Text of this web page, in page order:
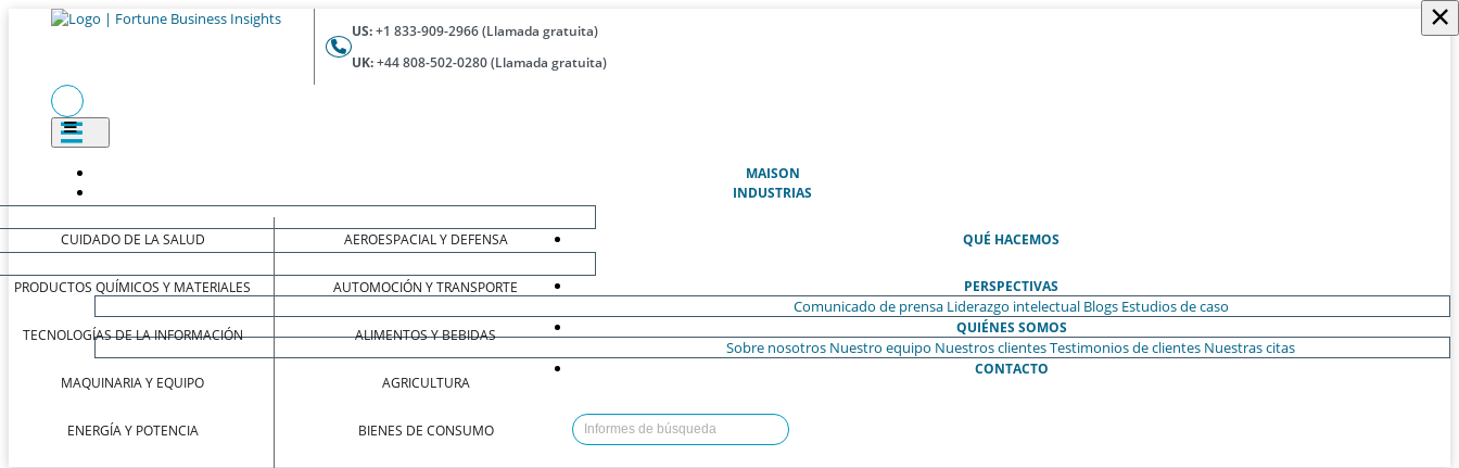
US:+1 833-909-2966 (Llamada gratuita)
UK:+44 808-502-0280 (Llamada gratuita)
MAISON(ACTUAL)
INDUSTRIAS
CUIDADO DE LA SALUD
PRODUCTOS QUÍMICOS Y MATERIALES
TECNOLOGÍAS DE LA INFORMACIÓN
MAQUINARIA Y EQUIPO
ENERGÍA Y POTENCIA
AEROESPACIAL Y DEFENSA
AUTOMOCIÓN Y TRANSPORTE
ALIMENTOS Y BEBIDAS
AGRICULTURA
BIENES DE CONSUMO
QUÉ HACEMOS
PERSPECTIVAS
Comunicado de prensa Liderazgo intelectual Blogs Estudios de caso
QUIÉNES SOMOS
Sobre nosotros Nuestro equipo Nuestros clientesTestimonios de clientes Nuestras citas
CONTACTO
×